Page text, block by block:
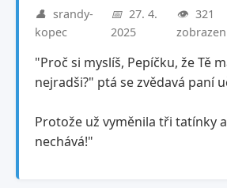
👤 srandy-
kopec
📅 27. 4.
2025
👁️ 321
"Proč si myslíš, Pepíčku, že Tě
nejradši?" ptá se zvědavá paní
Protože už vyměnila tři tatínky
nechává!"